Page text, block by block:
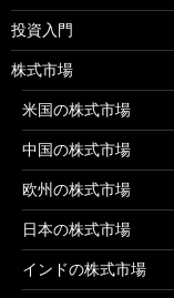
投資入門
株式市場
米国の株式市場
中国の株式市場
欧州の株式市場
日本の株式市場
インドの株式市場